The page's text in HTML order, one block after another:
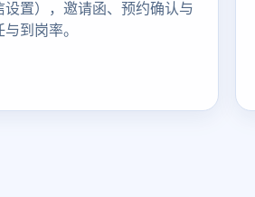
置），邀请函、预约确认与
到岗率。